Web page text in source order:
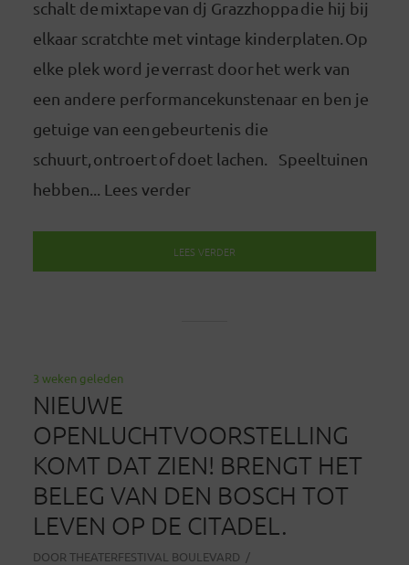
schalt de mixtape van dj Grazzhoppa die hij bij
elkaar scratchte met vintage kinderplaten. Op
elke plek word je verrast door het werk van
een andere performancekunstenaar en ben je
getuige van een gebeurtenis die
schuurt, ontroert of doet lachen. Speeltuinen
hebben... Lees verder
LEES VERDER
3 weken geleden
NIEUWE
OPENLUCHTVOORSTELLING
KOMT DAT ZIEN! BRENGT HET
BELEG VAN DEN BOSCH TOT
LEVEN OP DE CITADEL.
DOOR THEATERFESTIVAL BOULEVARD